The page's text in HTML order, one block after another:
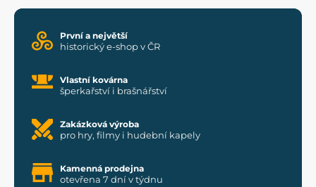
První a největší
historický e-shop v ČR
Vlastní kovárna
šperkařství i brašnářství
Zakázková výroba
pro hry, filmy i hudební kapely
Kamenná prodejna
otevřena 7 dní v týdnu